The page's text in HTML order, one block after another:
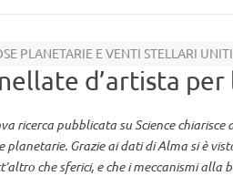
PLANETARIE E VENTI STELLARI
d’artista
ricerca pubblicata su Science
planetarie. Grazie ai dati di Alma si è
che sferici, e che i meccanismi alla